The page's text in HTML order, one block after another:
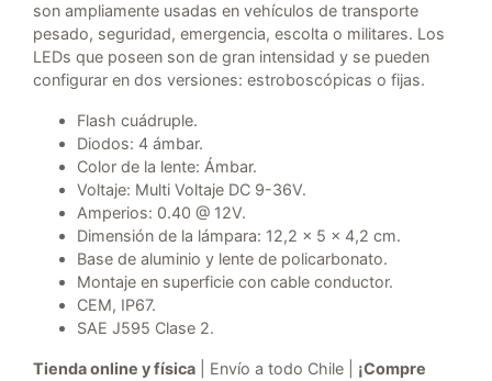
son ampliamente usadas en vehículos de transporte
pesado, seguridad, emergencia, escolta o militares. Los
LEDs que poseen son de gran intensidad y se pueden
configurar en dos versiones: estroboscópicas o fijas.
Flash cuádruple.
Diodos: 4 ámbar.
Color de la lente: Ámbar.
Voltaje: Multi Voltaje DC 9-36V.
Amperios: 0.40 @ 12V.
Dimensión de la lámpara: 12,2 x 5 x 4,2 cm.
Base de aluminio y lente de policarbonato.
Montaje en superficie con cable conductor.
CEM, IP67.
SAE J595 Clase 2.
Tienda online y física | Envío a todo Chile | ¡Compre